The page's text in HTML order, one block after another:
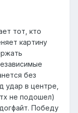
тот, кто
картину
без
удар в центре,
не подошел)
Победу